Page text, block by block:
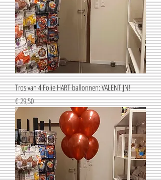
Tros van 4 Folie HART ballonnen: VALENTIJN!
Prijs
€ 29,50